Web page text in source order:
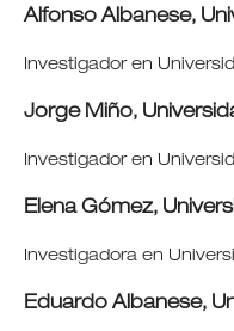
Alfonso Albanese,
Investigador en
Jorge Miño,
Investigador en
Elena Gómez,
Investigadora en
Eduardo Albanese,